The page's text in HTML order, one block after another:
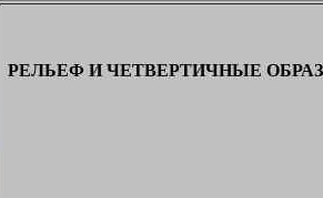
РЕЛЬЕФ И ЧЕТВЕРТИЧНЫЕ